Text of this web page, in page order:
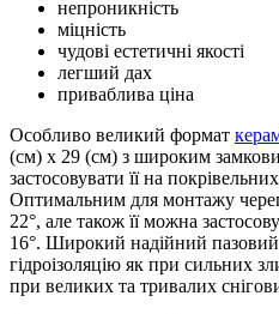
непроникність
міцність
чудові естетичні якості
легший дах
приваблива ціна
Особливо великий формат
(см) х 29 (см) з широким
застосовувати її на
Оптимальним для монтажу
22°, але також її можна
16°. Широкий надійний
гідроізоляцію як при сильних
при великих та тривалих